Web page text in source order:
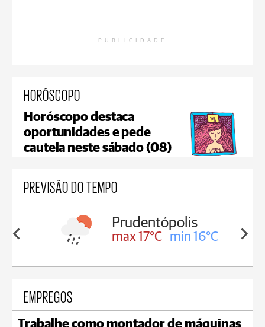
PUBLICIDADE
HORÓSCOPO
Horóscopo destaca
oportunidades e pede
cautela neste sábado (08)
PREVISÃO DO TEMPO
min 16°C
Ivaí
max 18°C min 17°C
EMPREGOS